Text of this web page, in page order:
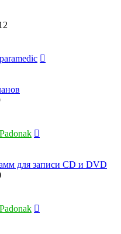
paramedic
Padonak
для записи CD и DVD
Padonak